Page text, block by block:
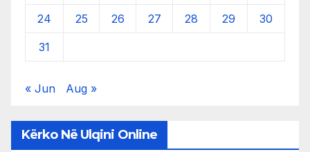
24 25 26 27 28 29 30
31
« Jun Aug »
Kërko Në Ulqini Online